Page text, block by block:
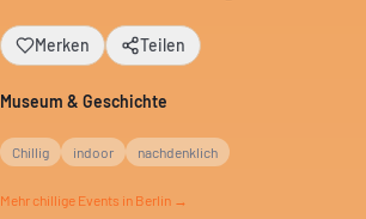
Merken Teilen
Museum & Geschichte
Chillig indoor nachdenklich
Mehr chillige Events in Berlin →